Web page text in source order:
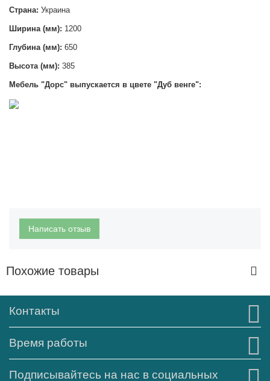
Страна: Украина
Ширина (мм): 1200
Глубина (мм): 650
Высота (мм): 385
Мебель "Дорс" выпускается в цвете "Дуб венге":
Написать отзыв
Похожие товары
Контакты
Время работы
Подписывайтесь на нас в социальных